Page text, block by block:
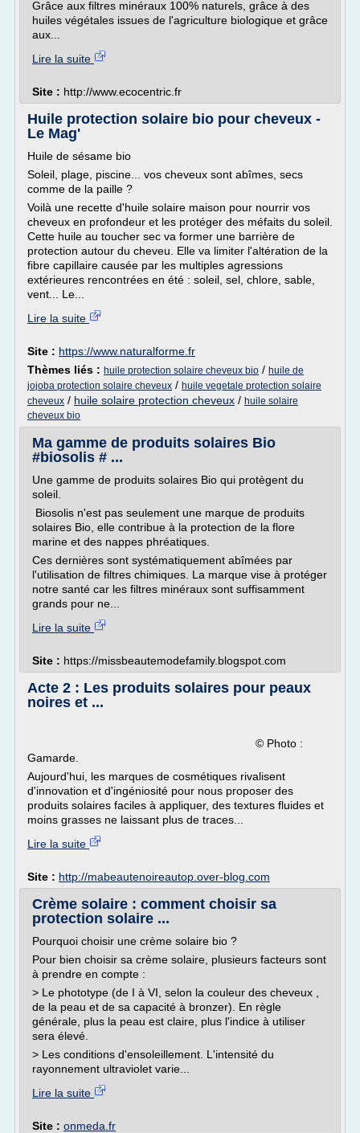
Grâce aux filtres minéraux 100% naturels, grâce à des
huiles végétales issues de l'agriculture biologique et grâce
aux...
Lire la suite
Site : http://www.ecocentric.fr
Huile protection solaire bio pour cheveux -
Le Mag'
Huile de sésame bio
Soleil, plage, piscine... vos cheveux sont abîmes, secs
comme de la paille ?
Voilà une recette d'huile solaire maison pour nourrir vos
cheveux en profondeur et les protéger des méfaits du soleil.
Cette huile au toucher sec va former une barrière de
protection autour du cheveu. Elle va limiter l'altération de la
fibre capillaire causée par les multiples agressions
extérieures rencontrées en été : soleil, sel, chlore, sable,
vent... Le...
Lire la suite
Site : https://www.naturalforme.fr
Thèmes liés : huile protection solaire cheveux bio / huile de
jojoba protection solaire cheveux / huile vegetale protection solaire
cheveux / huile solaire protection cheveux / huile solaire
cheveux bio
Ma gamme de produits solaires Bio
#biosolis # ...
Une gamme de produits solaires Bio qui protègent du
soleil.
Biosolis n'est pas seulement une marque de produits
solaires Bio, elle contribue à la protection de la flore
marine et des nappes phréatiques.
Ces dernières sont systématiquement abîmées par
l'utilisation de filtres chimiques. La marque vise à protéger
notre santé car les filtres minéraux sont suffisamment
grands pour ne...
Lire la suite
Site : https://missbeautemodefamily.blogspot.com
Acte 2 : Les produits solaires pour peaux
noires et ...
© Photo :
Gamarde.
Aujourd'hui, les marques de cosmétiques rivalisent
d'innovation et d'ingéniosité pour nous proposer des
produits solaires faciles à appliquer, des textures fluides et
moins grasses ne laissant plus de traces...
Lire la suite
Site : http://mabeautenoireautop.over-blog.com
Crème solaire : comment choisir sa
protection solaire ...
Pourquoi choisir une crème solaire bio ?
Pour bien choisir sa crème solaire, plusieurs facteurs sont
à prendre en compte :
> Le phototype (de I à VI, selon la couleur des cheveux ,
de la peau et de sa capacité à bronzer). En règle
générale, plus la peau est claire, plus l'indice à utiliser
sera élevé.
> Les conditions d'ensoleillement. L'intensité du
rayonnement ultraviolet varie...
Lire la suite
Site : onmeda.fr